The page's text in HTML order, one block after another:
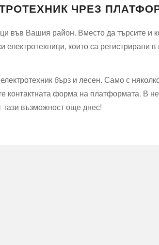
ЧРЕЗ
във Вашия район. Вместо да търсите и
които са
бърз и лесен. Само с
форма на платформата. В
тази възможност още днес!